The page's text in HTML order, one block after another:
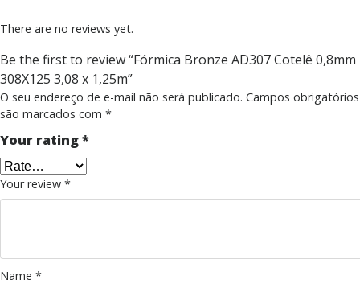
There are no reviews yet.
Be the first to review “Fórmica Bronze AD307 Cotelê 0,8mm
308X125 3,08 x 1,25m”
O seu endereço de e-mail não será publicado. Campos obrigatórios
são marcados com *
Your rating*
Your review *
Name *